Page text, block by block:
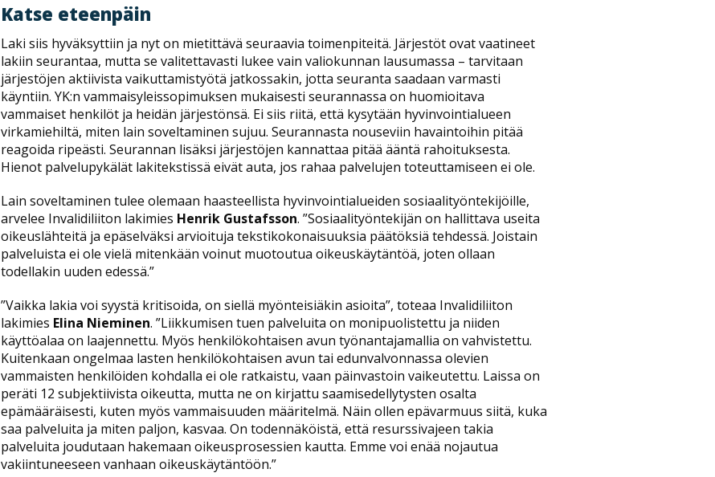
Katse eteenpäin
Laki siis hyväksyttiin ja nyt on mietittävä seuraavia toimenpiteitä. Järjestöt ovat vaatineet
lakiin seurantaa, mutta se valitettavasti lukee vain valiokunnan lausumassa – tarvitaan
järjestöjen aktiivista vaikuttamistyötä jatkossakin, jotta seuranta saadaan varmasti
käyntiin. YK:n vammaisyleissopimuksen mukaisesti seurannassa on huomioitava
vammaiset henkilöt ja heidän järjestönsä. Ei siis riitä, että kysytään hyvinvointialueen
virkamiehiltä, miten lain soveltaminen sujuu. Seurannasta nouseviin havaintoihin pitää
reagoida ripeästi. Seurannan lisäksi järjestöjen kannattaa pitää ääntä rahoituksesta.
Hienot palvelupykälät lakitekstissä eivät auta, jos rahaa palvelujen toteuttamiseen ei ole.
Lain soveltaminen tulee olemaan haasteellista hyvinvointialueiden sosiaalityöntekijöille,
arvelee Invalidiliiton lakimies Henrik Gustafsson. ”Sosiaalityöntekijän on hallittava useita
oikeuslähteitä ja epäselväksi arvioituja tekstikokonaisuuksia päätöksiä tehdessä. Joistain
palveluista ei ole vielä mitenkään voinut muotoutua oikeuskäytäntöä, joten ollaan
todellakin uuden edessä.”
”Vaikka lakia voi syystä kritisoida, on siellä myönteisiäkin asioita”, toteaa Invalidiliiton
lakimies Elina Nieminen. ”Liikkumisen tuen palveluita on monipuolistettu ja niiden
käyttöalaa on laajennettu. Myös henkilökohtaisen avun työnantajamallia on vahvistettu.
Kuitenkaan ongelmaa lasten henkilökohtaisen avun tai edunvalvonnassa olevien
vammaisten henkilöiden kohdalla ei ole ratkaistu, vaan päinvastoin vaikeutettu. Laissa on
peräti 12 subjektiivista oikeutta, mutta ne on kirjattu saamisedellytysten osalta
epämääräisesti, kuten myös vammaisuuden määritelmä. Näin ollen epävarmuus siitä, kuka
saa palveluita ja miten paljon, kasvaa. On todennäköistä, että resurssivajeen takia
palveluita joudutaan hakemaan oikeusprosessien kautta. Emme voi enää nojautua
vakiintuneeseen vanhaan oikeuskäytäntöön.”